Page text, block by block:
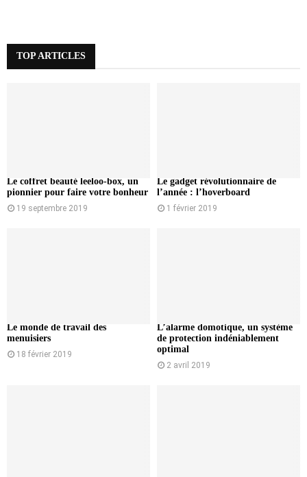
TOP ARTICLES
Le coffret beauté leeloo-box, un
pionnier pour faire votre bonheur
19 septembre 2019
Le gadget révolutionnaire de
l’année : l’hoverboard
1 février 2019
Le monde de travail des
menuisiers
18 février 2019
L’alarme domotique, un système
de protection indéniablement
optimal
2 avril 2019